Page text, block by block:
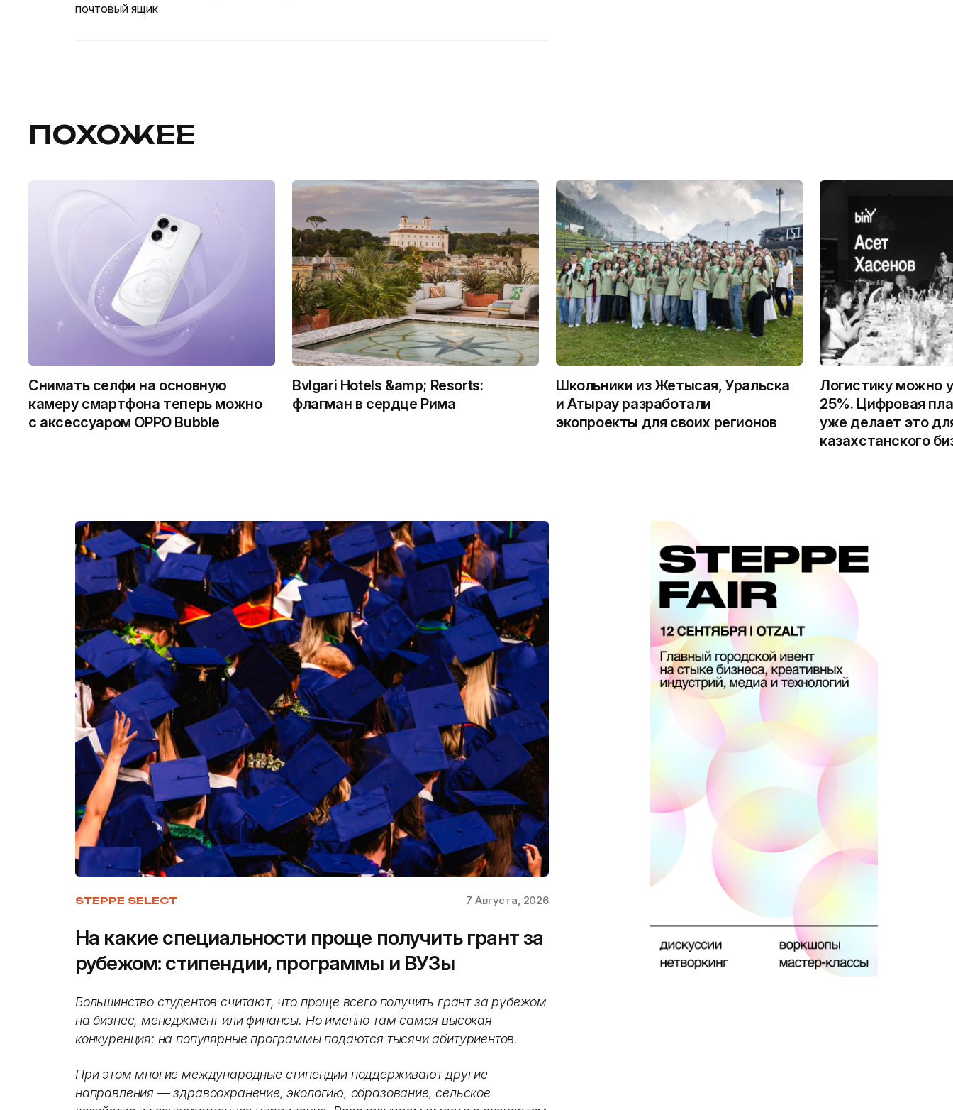
почтовый ящик
ПОХОЖЕЕ
Снимать селфи на основную
камеру смартфона теперь можно
с аксессуаром OPPO Bubble
Bvlgari Hotels &amp; Resorts:
флагман в сердце Рима
Школьники из Жетысая, Уральска
и Атырау разработали
экопроекты для своих регионов
Логистику можно
25%. Цифровая
уже делает это
казахстанского
STEPPE SELECT 7 Августа, 2026
На какие специальности проще получить грант за
рубежом: стипендии, программы и ВУЗы
Большинство студентов считают, что проще всего получить грант за рубежом
на бизнес, менеджмент или финансы. Но именно там самая высокая
конкуренция: на популярные программы подаются тысячи абитуриентов.
При этом многие международные стипендии поддерживают другие
направления — здравоохранение, экологию, образование, сельское